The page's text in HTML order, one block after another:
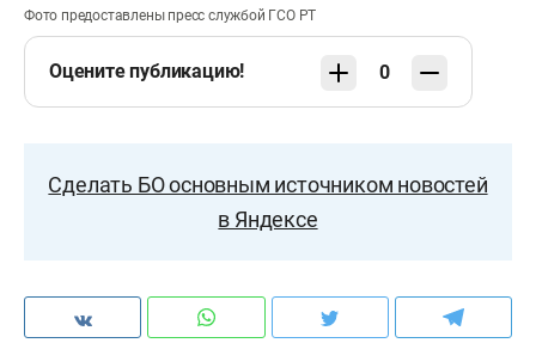
Фото предоставлены пресс службой ГСО РТ
Оцените публикацию! 0
Сделать БО основным источником новостей
в Яндексе